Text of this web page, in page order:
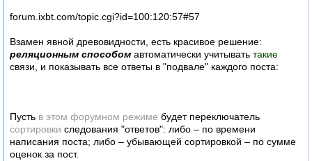
forum. ixbt. com/topic.cgi?id=100:120:57#57
Взамен явной древовидности, есть красивое решение:
реляционным способом автоматически учитывать такие
связи, и показывать все ответы в "подвале" каждого поста:
Пусть в этом форумном режиме будет переключатель
сортировки следования "ответов": либо – по времени
написания поста; либо – убывающей сортировкой – по сумме
оценок за пост.